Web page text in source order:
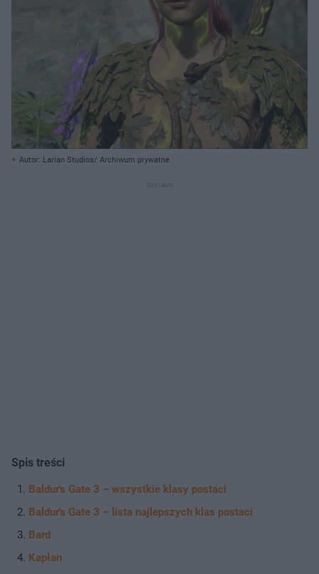
Autor: Larian Studios/ Archiwum prywatne
Spis treści
Baldur's Gate 3 – wszystkie klasy postaci
Baldur's Gate 3 – lista najlepszych klas postaci
Bard
Kapłan